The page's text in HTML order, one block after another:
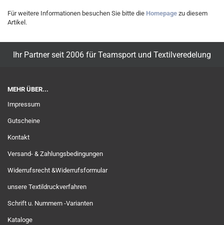
Für weitere Informationen besuchen Sie bitte die Homepage zu diesem
Artikel.
Ihr Partner seit 2006 für Teamsport und Textilveredelung
MEHR ÜBER...
Impressum
Gutscheine
Kontakt
Versand- & Zahlungsbedingungen
Widerrufsrecht &Widerrufsformular
unsere Textildruckverfahren
Schrift u. Nummern -Varianten
Kataloge